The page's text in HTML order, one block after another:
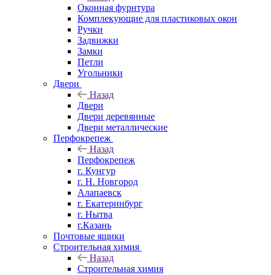
Оконная фурнтура
Комплекующие для пластиковых окон
Ручки
Задвижки
Замки
Петли
Угольники
Двери
Назад
Двери
Двери деревянные
Двери металлические
Перфокрепеж
Назад
Перфокрепеж
г. Кунгур
г. Н. Новгород
Алапаевск
г. Екатеринбург
г. Нытва
г.Казань
Почтовые ящики
Строительная химия
Назад
Строительная химия